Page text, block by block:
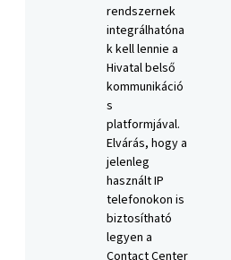
rendszernek
integrálhatóna
k kell lennie a
Hivatal belső
kommunikáció
s
platformjával.
Elvárás, hogy a
jelenleg
használt IP
telefonokon is
biztosítható
legyen a
Contact Center